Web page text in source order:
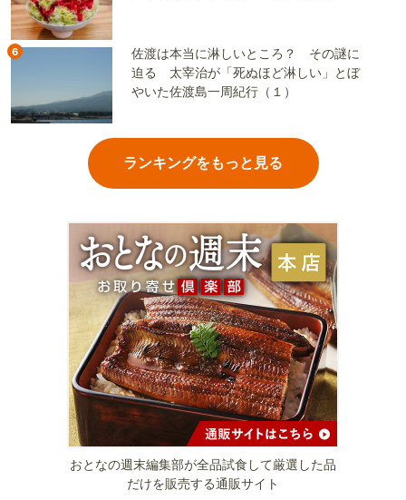
6
佐渡は本当に淋しいところ？ その謎に
迫る 太宰治が「死ぬほど淋しい」とぼ
やいた佐渡島一周紀行（１）
ランキングをもっと見る
おとなの週末編集部が全品試食して厳選した品
だけを販売する通販サイト